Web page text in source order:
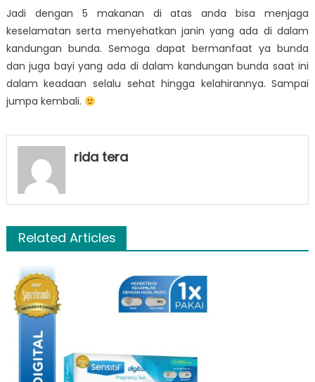
Jadi dengan 5 makanan di atas anda bisa menjaga
keselamatan serta menyehatkan janin yang ada di dalam
kandungan bunda. Semoga dapat bermanfaat ya bunda
dan juga bayi yang ada di dalam kandungan bunda saat ini
dalam keadaan selalu sehat hingga kelahirannya. Sampai
jumpa kembali.
rida tera
Related Articles